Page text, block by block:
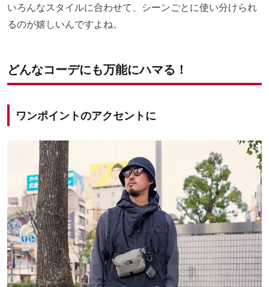
いろんなスタイルに合わせて、シーンごとに使い分けられ
るのが嬉しいんですよね。
どんなコーデにも万能にハマる！
ワンポイントのアクセントに